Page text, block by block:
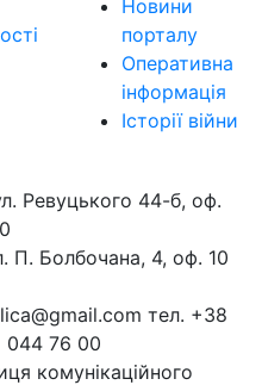
Новини
порталу
Оперативна
інформація
Історії війни
Ревуцького 44-б, оф.
П. Болбочана, 4, оф. 10
тел. +38
044 76 00
комунікаційного